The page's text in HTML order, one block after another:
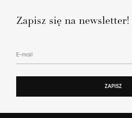
Zapisz się na newsletter!
E-mail
ZAPISZ